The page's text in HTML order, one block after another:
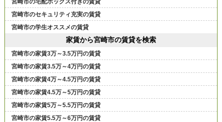
宮崎市の宅配ボックス付きの賃貸
宮崎市のセキュリティ充実の賃貸
宮崎市の学生オススメの賃貸
家賃から宮崎市の賃貸を検索
宮崎市の家賃3万～3.5万円の賃貸
宮崎市の家賃3.5万～4万円の賃貸
宮崎市の家賃4万～4.5万円の賃貸
宮崎市の家賃4.5万～5万円の賃貸
宮崎市の家賃5万～5.5万円の賃貸
宮崎市の家賃5.5万～6万円の賃貸